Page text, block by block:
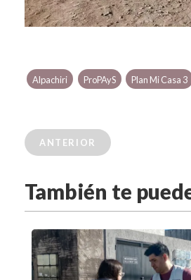
Alpachiri ProPAyS Plan Mi Casa 3
ANTERIOR
También te